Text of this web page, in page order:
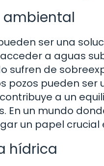
ambiental
ser una
a aguas
sufren de
pozos pueden
a un
En un mundo
un papel
hídrica